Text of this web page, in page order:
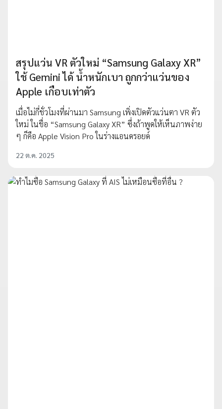
สรุปแว่น VR ตัวใหม่ “Samsung Galaxy XR”
ใช้ Gemini ได้ น้ำหนักเบา ถูกกว่าแว่นของ
Apple เกือบเท่าตัว
เมื่อไม่กี่ชั่วโมงที่ผ่านมา Samsung เพิ่งเปิดตัวแว่นตา VR ตัว
ใหม่ ในชื่อ “Samsung Galaxy XR” ซึ่งถ้าพูดให้เห็นภาพง่าย
ๆ ก็คือ Apple Vision Pro ในร่างแอนดรอยด์
22 ต.ค. 2025